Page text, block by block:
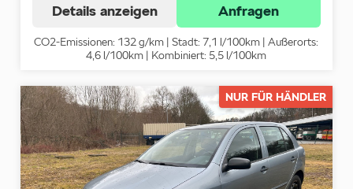
Details anzeigen Anfragen
CO2-Emissionen: 132 g/km | Stadt: 7,1 l/100km | Außerorts:
4,6 l/100km | Kombiniert: 5,5 l/100km
NUR FÜR HÄNDLER